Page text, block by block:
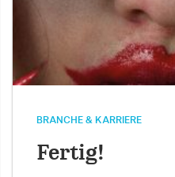
BRANCHE & KARRIERE
Fertig!